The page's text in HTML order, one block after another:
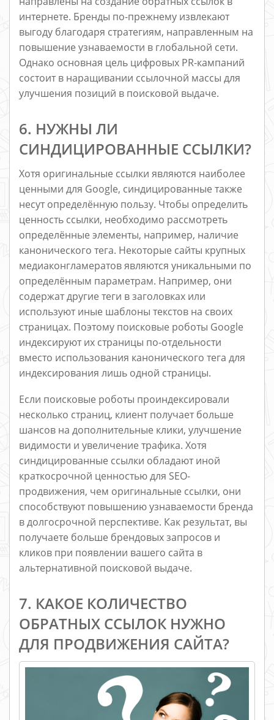
интернете. Бренды по-прежнему извлекают
выгоду благодаря стратегиям, направленным на
повышение узнаваемости в глобальной сети.
Однако основная цель цифровых PR-кампаний
состоит в наращивании ссылочной массы для
улучшения позиций в поисковой выдаче.
6. НУЖНЫ ЛИ
СИНДИЦИРОВАННЫЕ ССЫЛКИ?
Хотя оригинальные ссылки являются наиболее
ценными для Google, синдицированные также
несут определённую пользу. Чтобы определить
ценность ссылки, необходимо рассмотреть
определённые элементы, например, наличие
канонического тега. Некоторые сайты крупных
медиаконгламератов являются уникальными по
определённым параметрам. Например, они
содержат другие теги в заголовках или
используют иные шаблоны текстов на своих
страницах. Поэтому поисковые роботы Google
индексируют их страницы по-отдельности
вместо использования канонического тега для
индексирования лишь одной страницы.
Если поисковые роботы проиндексировали
несколько страниц, клиент получает больше
шансов на дополнительные клики, улучшение
видимости и увеличение трафика. Хотя
синдицированные ссылки обладают иной
краткосрочной ценностью для SEO-
продвижения, чем оригинальные ссылки, они
способствуют повышению узнаваемости бренда
в долгосрочной перспективе. Как результат, вы
получаете больше брендовых запросов и
кликов при появлении вашего сайта в
альтернативной поисковой выдаче.
7. КАКОЕ КОЛИЧЕСТВО
ОБРАТНЫХ ССЫЛОК НУЖНО
ДЛЯ ПРОДВИЖЕНИЯ САЙТА?